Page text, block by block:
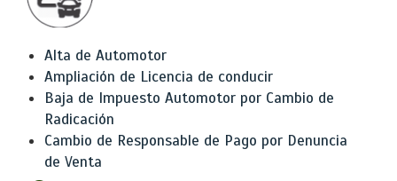
Alta de Automotor
Ampliación de Licencia de conducir
Baja de Impuesto Automotor por Cambio de
Radicación
Cambio de Responsable de Pago por Denuncia
de Venta